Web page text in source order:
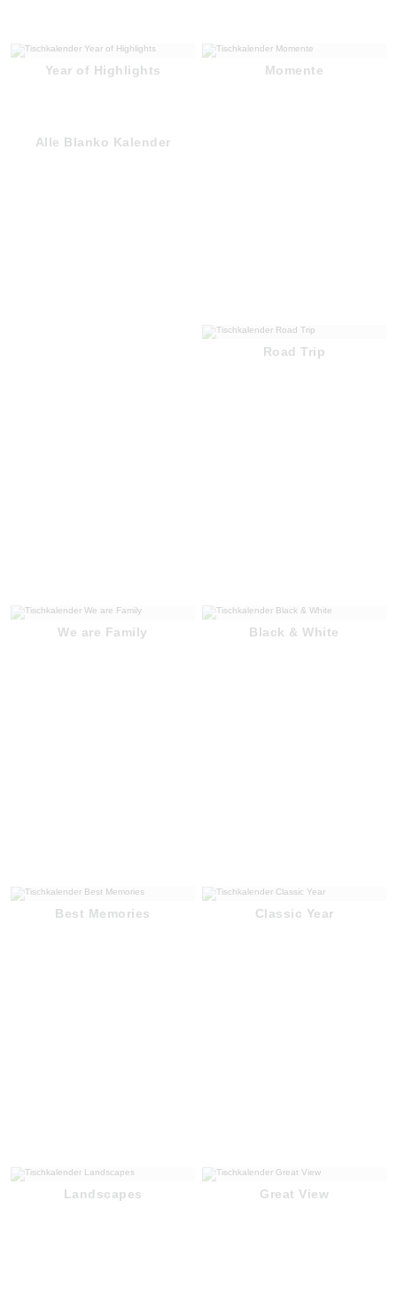
Year of Highlights Momente
Road Trip
We are Family Black & White
Best Memories Classic Year
Landscapes Great View
Alle Blanko Kalender